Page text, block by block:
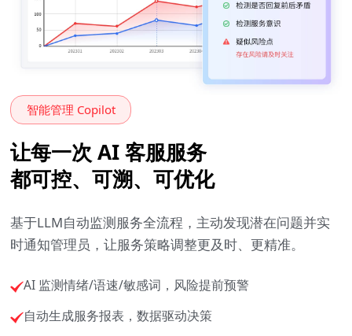
智能管理 Copilot
让每一次 AI 客服服务
都可控、可溯、可优化
基于LLM自动监测服务全流程，主动发现潜在问题并实
时通知管理员，让服务策略调整更及时、更精准。
AI 监测情绪/语速/敏感词，风险提前预警
自动生成服务报表，数据驱动决策